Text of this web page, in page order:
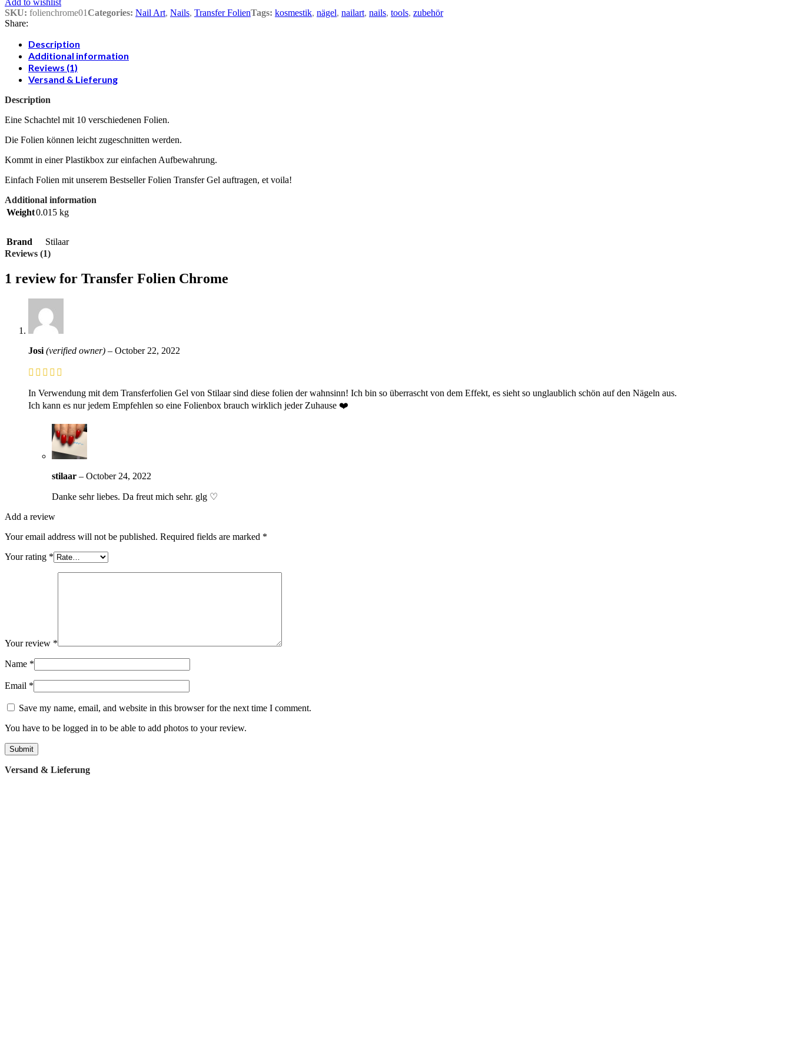
Add to wishlist
SKU: folienchrome01Categories: Nail Art, Nails, Transfer FolienTags: kosmestik, nägel, nailart, nails, tools, zubehör
Share:
Description
Additional information
Reviews (1)
Versand & Lieferung
Description
Eine Schachtel mit 10 verschiedenen Folien.
Die Folien können leicht zugeschnitten werden.
Kommt in einer Plastikbox zur einfachen Aufbewahrung.
Einfach Folien mit unserem Bestseller Folien Transfer Gel auftragen, et voila!
Additional information
Weight0.015 kg
Brand
Stilaar
Reviews (1)
1 review for Transfer Folien Chrome
Josi (verified owner) – October 22, 2022
In Verwendung mit dem Transferfolien Gel von Stilaar sind diese folien der wahnsinn! Ich bin so überrascht von dem Effekt, es sieht so unglaublich schön auf den Nägeln aus.
Ich kann es nur jedem Empfehlen so eine Folienbox brauch wirklich jeder Zuhause ❤️
stilaar – October 24, 2022
Danke sehr liebes. Da freut mich sehr. glg ♡
Add a review
Your email address will not be published. Required fields are marked *
Your rating *
Your review *
Name *
Email *
Save my name, email, and website in this browser for the next time I comment.
You have to be logged in to be able to add photos to your review.
Versand & Lieferung